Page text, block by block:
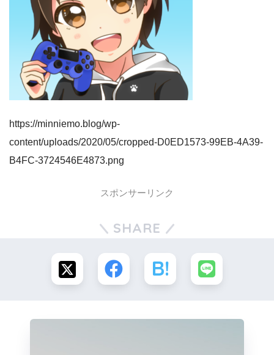
https://minniemo.blog/wp-
content/uploads/2020/05/cropped-D0ED1573-99EB-4A39-
B4FC-3724546E4873.png
スポンサーリンク
SHARE